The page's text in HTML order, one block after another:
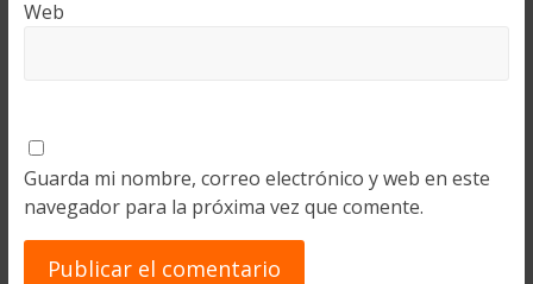
Web
Guarda mi nombre, correo electrónico y web en este
navegador para la próxima vez que comente.